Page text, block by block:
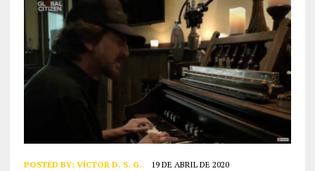
POSTED BY: VÍCTOR D. S. G. 19 DE ABRIL DE 2020